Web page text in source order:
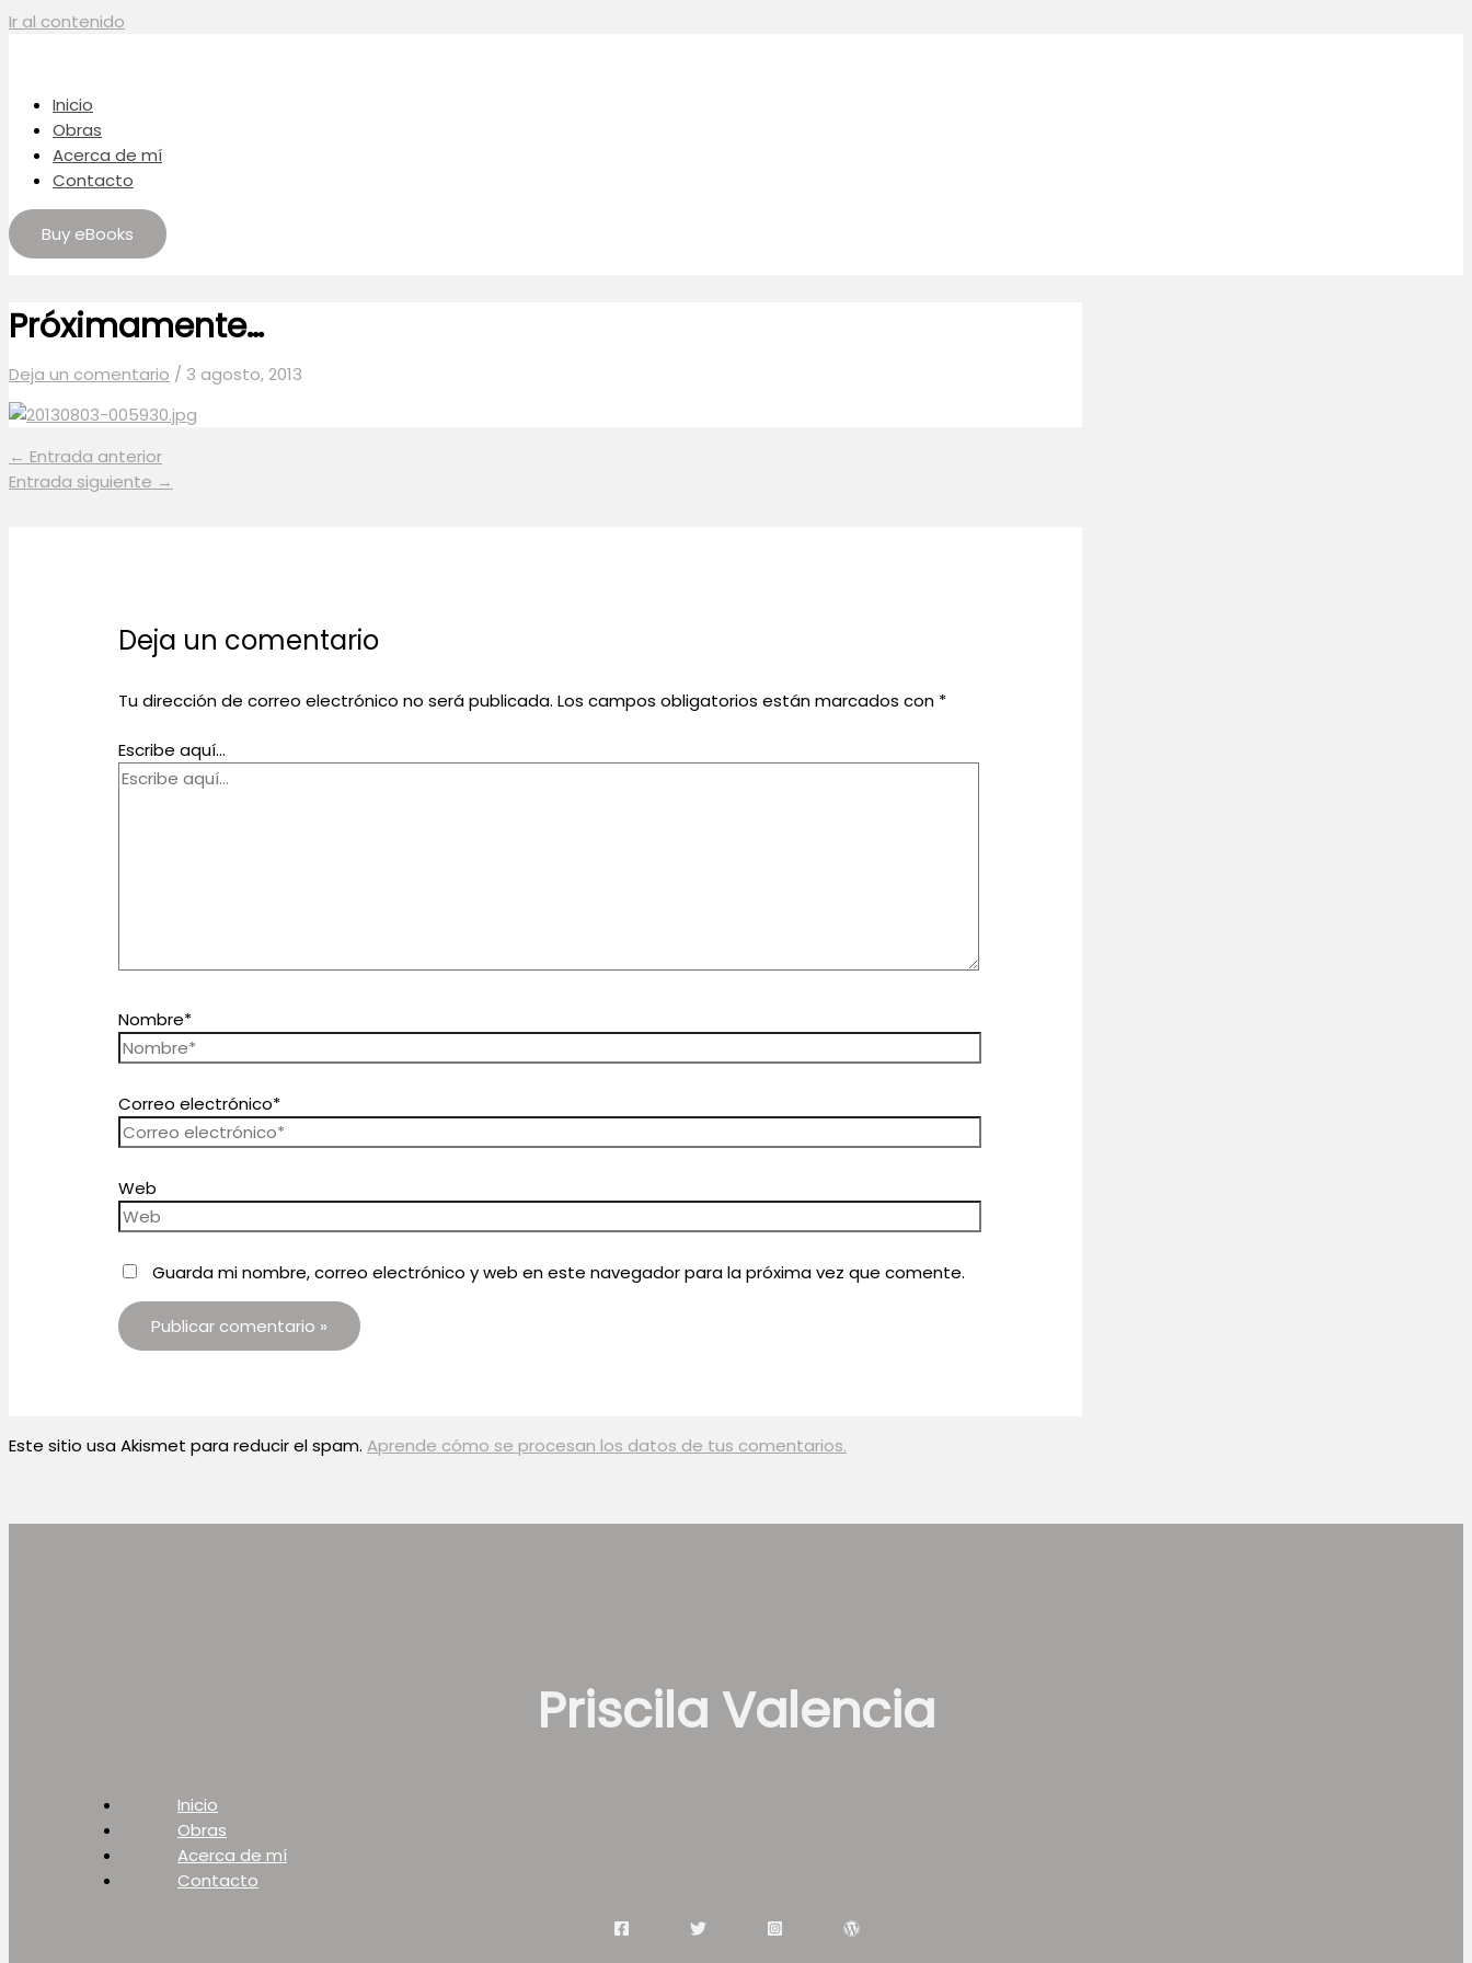
Ir al contenido
Inicio
Obras
Acerca de mí
Contacto
Buy eBooks
Próximamente…
Deja un comentario / 3 agosto, 2013
← Entrada anterior
Entrada siguiente →
Deja un comentario
Tu dirección de correo electrónico no será publicada. Los campos obligatorios están marcados con *
Escribe aquí...
Nombre*
Correo electrónico*
Web
Guarda mi nombre, correo electrónico y web en este navegador para la próxima vez que comente.
Este sitio usa Akismet para reducir el spam. Aprende cómo se procesan los datos de tus comentarios.
Priscila Valencia
Inicio
Obras
Acerca de mí
Contacto